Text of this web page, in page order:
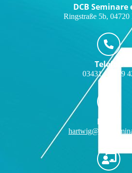
DCB Seminare
Ringstraße 5b, 04720
Telefon
03431 / 61 79
E-Mail
hartwig@dcb-